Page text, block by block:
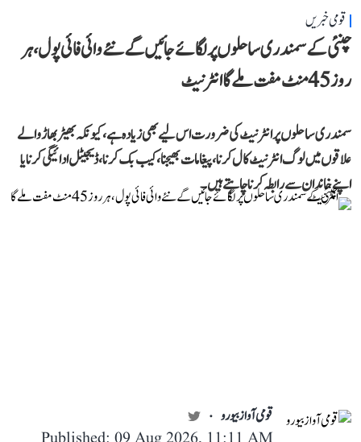
قومی خبریں
چنئی کے سمندری ساحلوں پر لگائے جائیں گے نئے وائی فائی پول، ہر
روز 45 منٹ مفت ملے گا انٹرنیٹ
سمندری ساحلوں پر انٹرنیٹ کی ضرورت اس لیے بھی زیادہ ہے، کیونکہ بھیڑ بھاڑ والے
علاقوں میں لوگ انٹرنیٹ کال کرنا، پیغامات بھیجنا، کیب بک کرنا، ڈیجیٹل ادائیگی کرنا یا
اپنے خاندان سے رابطہ کرنا چاہتے ہیں۔
قومی آواز بیورو